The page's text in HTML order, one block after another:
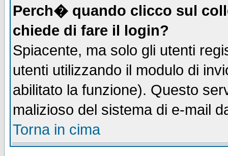
Perch� quando clicco sul
chiede di fare il login?
Spiacente, ma solo gli utenti
utenti utilizzando il modulo di
abilitato la funzione). Questo
malizioso del sistema di e-mail
Torna in cima